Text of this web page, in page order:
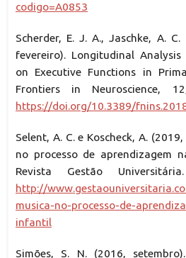
codigo=A0853
Scherder, E. J. A., Jaschke, A.
fevereiro). Longitudinal
on Executive Functions in
Frontiers in Neuroscience,
https://doi.org/10.3389/
Selent, A. C. e Koscheck, A.
no processo de aprendizagem
Revista Gestão
http://
musica-no-processo-de-
infantil
Simões, S. N. (2016,